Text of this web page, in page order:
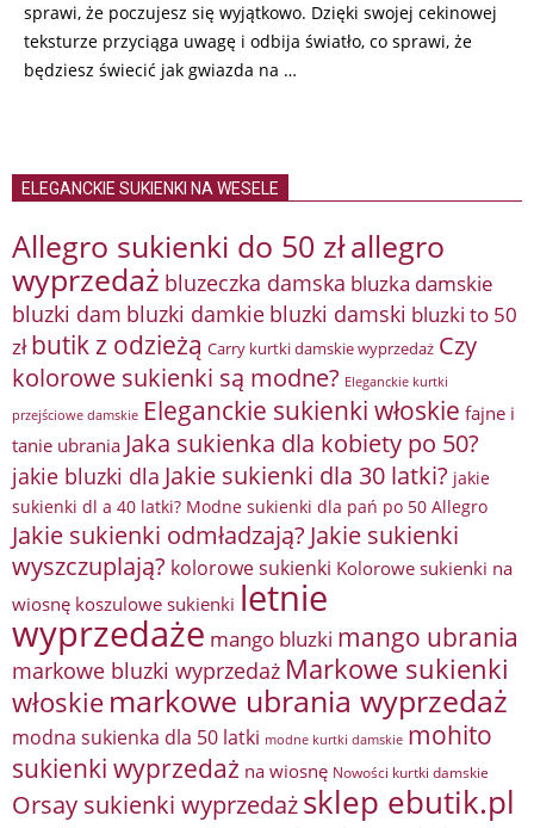
sprawi, że poczujesz się wyjątkowo. Dzięki swojej cekinowej
teksturze przyciąga uwagę i odbija światło, co sprawi, że
będziesz świecić jak gwiazda na …
ELEGANCKIE SUKIENKI NA WESELE
Allegro sukienki do 50 złallegro
wyprzedaż bluzeczka damska bluzka damskie
bluzki dam bluzki damkie bluzki damski bluzki to 50
zł butik z odzieżą Carry kurtki damskie wyprzedaż Czy
kolorowe sukienki są modne? Eleganckie kurtki
przejściowe damskie Eleganckie sukienki włoskie fajne i
tanie ubrania Jaka sukienka dla kobiety po 50?
jakie bluzki dla Jakie sukienki dla 30 latki? jakie
sukienki dl a 40 latki? Modne sukienki dla pań po 50 Allegro
Jakie sukienki odmładzają? Jakie sukienki
wyszczuplają? kolorowe sukienki Kolorowe sukienki na
wiosnę koszulowe sukienki letnie
wyprzedaże mango bluzki mango ubrania
markowe bluzki wyprzedaż Markowe sukienki
włoskie markowe ubrania wyprzedaż
modna sukienka dla 50 latki modne kurtki damskie mohito
sukienki wyprzedaż na wiosnę Nowości kurtki damskie
Orsay sukienki wyprzedażsklep ebutik.pl